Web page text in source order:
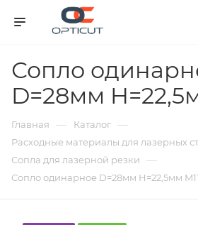
Сопло
D=28мм
Главная — Каталог —
Расходные материалы для лазерных
Сопла для лазерной резки —
Сопло одинарное D=28мм H=22,5мм M11